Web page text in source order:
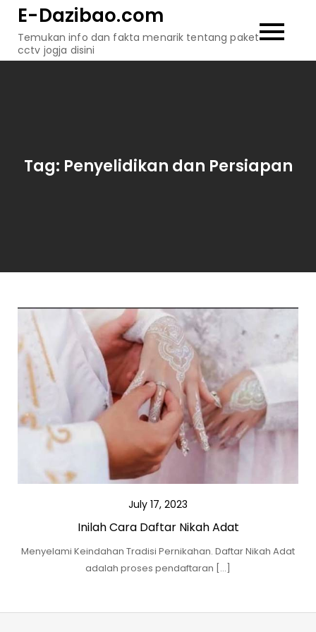
content
E-Dazibao.com
Temukan info dan fakta menarik tentang paket
cctv jogja disini
Tag: Penyelidikan dan Persiapan
July 17, 2023
Inilah Cara Daftar Nikah Adat
Menyelami Keindahan Tradisi Pernikahan. Daftar Nikah Adat
adalah proses pendaftaran […]